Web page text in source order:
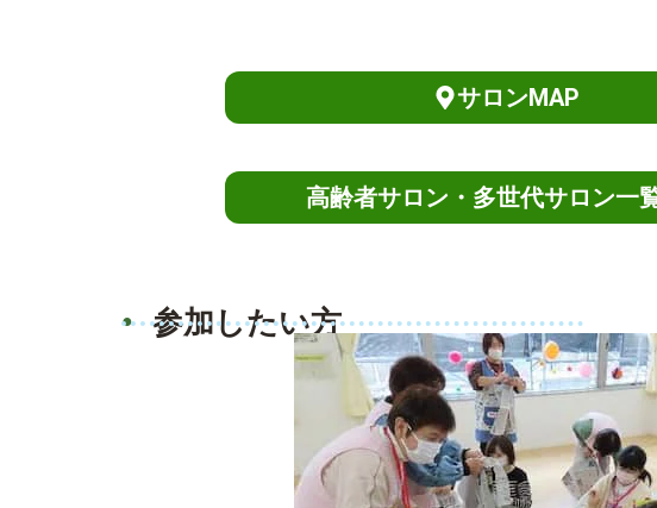
サロンMAP
高齢者サロン・多世代サロン一
参加したい方